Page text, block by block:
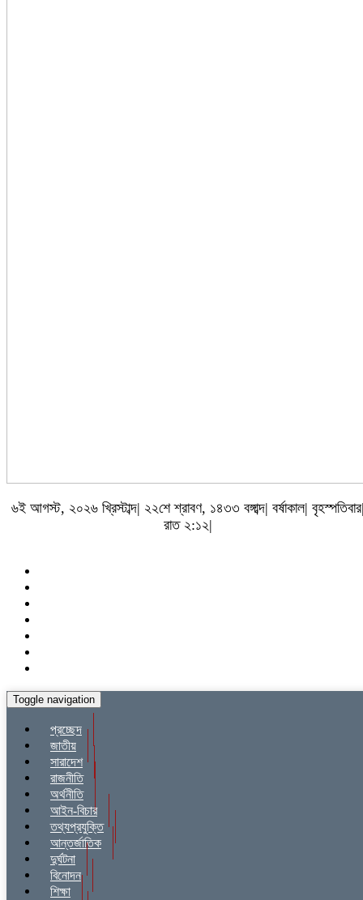
৬ই আগস্ট, ২০২৬ খ্রিস্টাব্দ| ২২শে শ্রাবণ, ১৪৩৩ বঙ্গাব্দ| বর্ষাকাল|
রাত ২:১২|
Toggle navigation
প্রচ্ছেদ
জাতীয়
সারাদেশ
রাজনীতি
অর্থনীতি
আইন-বিচার
তথ্যপ্রযুক্তি
আন্তর্জাতিক
দুর্ঘটনা
বিনোদন
শিক্ষা